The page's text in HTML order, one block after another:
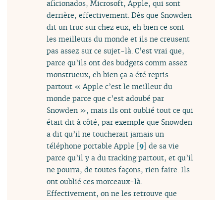
aficionados, Microsoft, Apple, qui sont
derrière, effectivement. Dès que Snowden
dit un truc sur chez eux, eh bien ce sont
les meilleurs du monde et ils ne creusent
pas assez sur ce sujet-là. C’est vrai que,
parce qu’ils ont des budgets comm assez
monstrueux, eh bien ça a été repris
partout « Apple c’est le meilleur du
monde parce que c’est adoubé par
Snowden », mais ils ont oublié tout ce qui
était dit à côté, par exemple que Snowden
a dit qu’il ne toucherait jamais un
téléphone portable Apple [9] de sa vie
parce qu’il y a du tracking partout, et qu’il
ne pourra, de toutes façons, rien faire. Ils
ont oublié ces morceaux-là.
Effectivement, on ne les retrouve que